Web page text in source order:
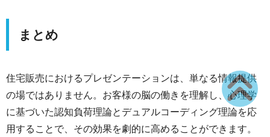
まとめ
住宅販売におけるプレゼンテーションは、単なる情報提供
の場ではありません。お客様の脳の働きを理解し、心理学
に基づいた認知負荷理論とデュアルコーディング理論を応
用することで、その効果を劇的に高めることができます。